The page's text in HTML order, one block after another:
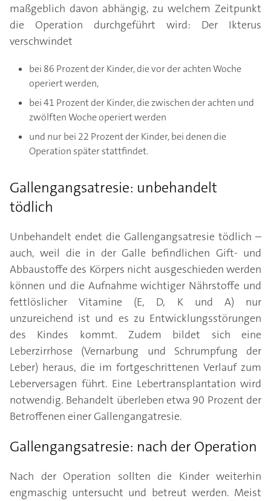
maßgeblich davon abhängig, zu welchem Zeitpunkt
die Operation durchgeführt wird: Der Ikterus
verschwindet
bei 86 Prozent der Kinder, die vor der achten Woche
operiert werden,
bei 41 Prozent der Kinder, die zwischen der achten und
zwölften Woche operiert werden
und nur bei 22 Prozent der Kinder, bei denen die
Operation später stattfindet.
Gallengangsatresie: unbehandelt
tödlich
Unbehandelt endet die Gallengangsatresie tödlich –
auch, weil die in der Galle befindlichen Gift- und
Abbaustoffe des Körpers nicht ausgeschieden werden
können und die Aufnahme wichtiger Nährstoffe und
fettlöslicher Vitamine (E, D, K und A) nur
unzureichend ist und es zu Entwicklungsstörungen
des Kindes kommt. Zudem bildet sich eine
Leberzirrhose (Vernarbung und Schrumpfung der
Leber) heraus, die im fortgeschrittenen Verlauf zum
Leberversagen führt. Eine Lebertransplantation wird
notwendig. Behandelt überleben etwa 90 Prozent der
Betroffenen einer Gallengangatresie.
Gallengangsatresie: nach der Operation
Nach der Operation sollten die Kinder weiterhin
engmaschig untersucht und betreut werden. Meist